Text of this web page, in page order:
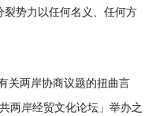
势力以任何名义、任何方
关两岸协商议题的扭曲言
两岸经贸文化论坛」举办之